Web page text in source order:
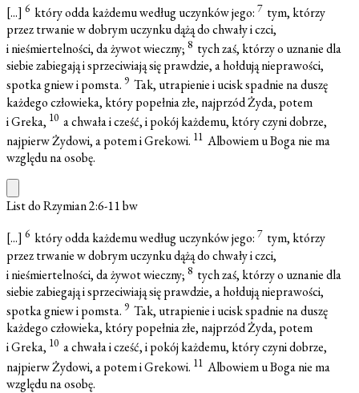
[...] 6 który odda każdemu według uczynków jego: 7 tym, którzy
przez trwanie w dobrym uczynku dążą do chwały i czci,
i nieśmiertelności, da żywot wieczny; 8 tych zaś, którzy o uznanie dla
siebie zabiegają i sprzeciwiają się prawdzie, a hołdują nieprawości,
spotka gniew i pomsta. 9 Tak, utrapienie i ucisk spadnie na duszę
każdego człowieka, który popełnia złe, najprzód Żyda, potem
i Greka, 10 a chwała i cześć, i pokój każdemu, który czyni dobrze,
najpierw Żydowi, a potem i Grekowi. 11 Albowiem u Boga nie ma
względu na osobę.
List do Rzymian 2:6-11bw
[...] 6 który odda każdemu według uczynków jego: 7 tym, którzy
przez trwanie w dobrym uczynku dążą do chwały i czci,
i nieśmiertelności, da żywot wieczny; 8 tych zaś, którzy o uznanie dla
siebie zabiegają i sprzeciwiają się prawdzie, a hołdują nieprawości,
spotka gniew i pomsta. 9 Tak, utrapienie i ucisk spadnie na duszę
każdego człowieka, który popełnia złe, najprzód Żyda, potem
i Greka, 10 a chwała i cześć, i pokój każdemu, który czyni dobrze,
najpierw Żydowi, a potem i Grekowi. 11 Albowiem u Boga nie ma
względu na osobę.